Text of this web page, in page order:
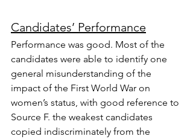
Candidates’ Performance
Performance was good. Most of the
candidates were able to identify one
general misunderstanding of the
impact of the First World War on
women’s status, with good reference to
Source F. the weakest candidates
copied indiscriminately from the